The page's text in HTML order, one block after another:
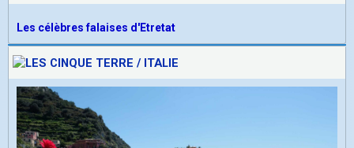
Les célèbres falaises d'Etretat